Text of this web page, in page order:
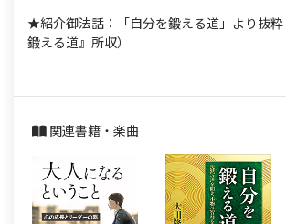
★紹介御法話：「自分を鍛える道」より抜
鍛える道』所収）
関連書籍・楽曲